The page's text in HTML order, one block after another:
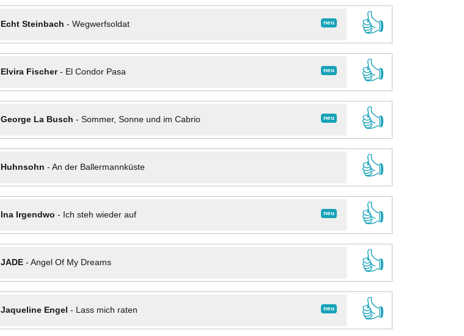
neu
Echt Steinbach - Wegwerfsoldat
👍
neu
Elvira Fischer- El Condor Pasa
👍
neu
George La Busch - Sommer, Sonne und im Cabrio
👍
Huhnsohn - An der Ballermannküste
👍
neu
Ina Irgendwo - Ich steh wieder auf
👍
JADE- Angel Of My Dreams
👍
neu
Jaqueline Engel - Lass mich raten
👍